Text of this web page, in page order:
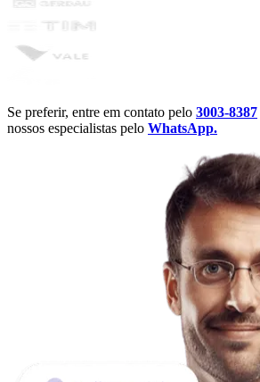
Se preferir, entre em contato pelo 3003-8387
nossos especialistas pelo WhatsApp.